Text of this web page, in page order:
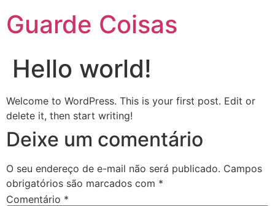
Guarde Coisas
Hello world!
Welcome to WordPress. This is your first post. Edit or
delete it, then start writing!
Deixe um comentário
O seu endereço de e-mail não será publicado. Campos
obrigatórios são marcados com *
Comentário *